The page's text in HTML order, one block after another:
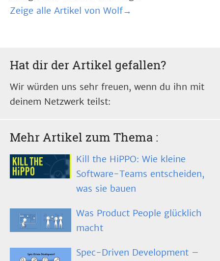
Zeige alle Artikel von Wolf→
Hat dir der Artikel gefallen?
Wir würden uns sehr freuen, wenn du ihn mit
deinem Netzwerk teilst:
Mehr Artikel zum Thema :
Kill the HiPPO: Wie kleine
Software-Teams entscheiden,
was sie bauen
Was Product People glücklich
macht
Spec-Driven Development –